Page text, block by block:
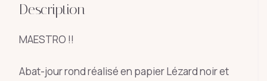
Description
MAESTRO !!
Abat-jour rond réalisé en papier Lézard noir et